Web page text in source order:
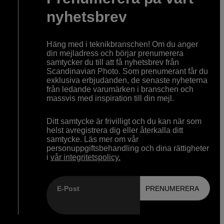
nyhetsbrev
Häng med i teknikbranschen! Om du anger
din mejladress och börjar prenumerera
samtycker du till att få nyhetsbrev från
Scandinavian Photo. Som prenumerant får du
exklusiva erbjudanden, de senaste nyheterna
från ledande varumärken i branschen och
massvis med inspiration till din mejl.
Ditt samtycke är frivilligt och du kan när som
helst avregistrera dig eller återkalla ditt
samtycke. Läs mer om vår
personuppgiftsbehandling och dina rättigheter
i vår integritetspolicy.
E-Post PRENUMERERA